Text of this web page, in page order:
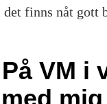
finns nåt gott
På VM i